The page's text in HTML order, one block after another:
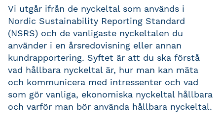
Vi utgår ifrån de nyckeltal som används i
Nordic Sustainability Reporting Standard
(NSRS) och de vanligaste nyckeltalen du
använder i en årsredovisning eller annan
kundrapportering. Syftet är att du ska förstå
vad hållbara nyckeltal är, hur man kan mäta
och kommunicera med intressenter och vad
som gör vanliga, ekonomiska nyckeltal hållbara
och varför man bör använda hållbara nyckeltal.